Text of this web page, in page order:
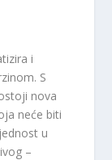
i
S
nova
neće biti
u
–